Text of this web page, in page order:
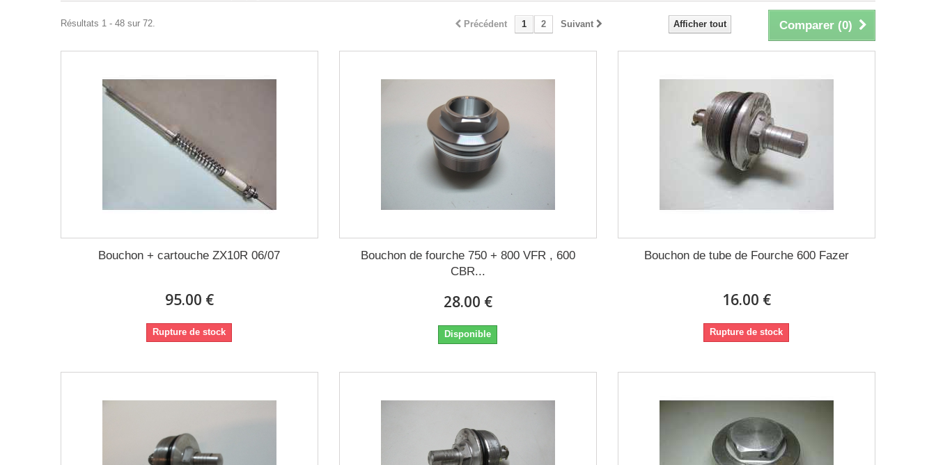
Comparer (0)
Afficher tout
Précédent 1 2 Suivant
Résultats 1 - 48 sur 72.
Bouchon + cartouche ZX10R 06/07
95.00 €
Rupture de stock
Bouchon de fourche 750 + 800 VFR , 600
CBR...
28.00 €
Disponible
Bouchon de tube de Fourche 600 Fazer
16.00 €
Rupture de stock